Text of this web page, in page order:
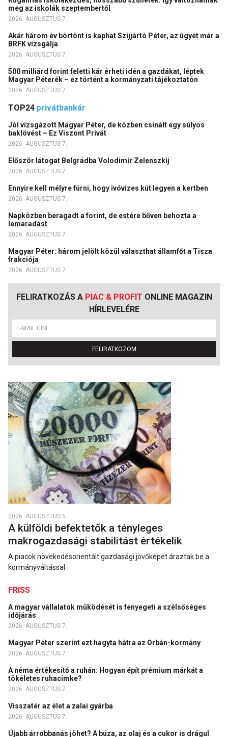
meg az iskolák szeptembertől
2026. AUGUSZTUS 7.
Akár három év börtönt is kaphat Szijjártó Péter, az ügyét már a
BRFK vizsgálja
2026. AUGUSZTUS 7.
500 milliárd forint feletti kár érheti idén a gazdákat, léptek
Magyar Péterék – ez történt a kormányzati tájékoztatón
2026. AUGUSZTUS 7.
TOP24 privátbankár
Jól vizsgázott Magyar Péter, de közben csinált egy súlyos
baklövést – Ez Viszont Privát
2026. AUGUSZTUS 7.
Először látogat Belgrádba Volodimir Zelenszkij
2026. AUGUSZTUS 7.
Ennyire kell mélyre fúrni, hogy ivóvizes kút legyen a kertben
2026. AUGUSZTUS 7.
Napközben beragadt a forint, de estére bőven behozta a
lemaradást
2026. AUGUSZTUS 7.
Magyar Péter: három jelölt közül választhat államfőt a Tisza
frakciója
2026. AUGUSZTUS 7.
FELIRATKOZÁS A PIAC & PROFIT ONLINE MAGAZIN
HÍRLEVELÉRE
FELIRATKOZOM
2026. AUGUSZTUS 5.
A külföldi befektetők a tényleges
makrogazdasági stabilitást értékelik
A piacok növekedésorientált gazdasági jövőképet áraztak be a
kormányváltással.
FRISS
A magyar vállalatok működését is fenyegeti a szélsőséges
időjárás
2026. AUGUSZTUS 7.
Magyar Péter szerint ezt hagyta hátra az Orbán-kormány
2026. AUGUSZTUS 7.
A néma értékesítő a ruhán: Hogyan épít prémium márkát a
tökéletes ruhacímke?
2026. AUGUSZTUS 7.
Visszatér az élet a zalai gyárba
2026. AUGUSZTUS 7.
Újabb árrobbanás jöhet? A búza, az olaj és a cukor is drágul